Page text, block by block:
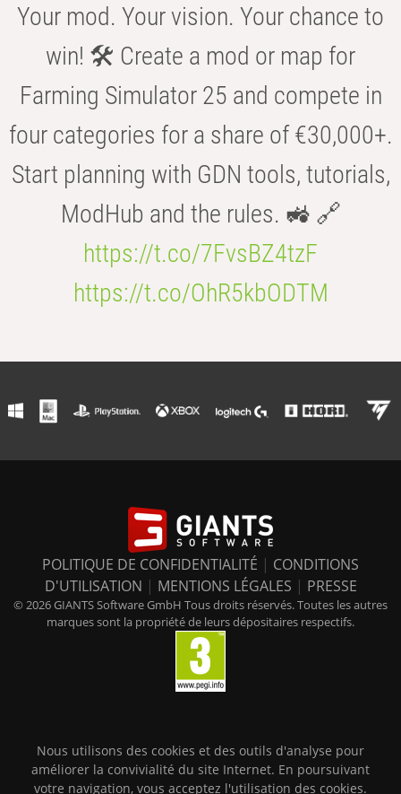
Your mod. Your vision. Your chance to
win! 🛠️ Create a mod or map for
Farming Simulator 25 and compete in
four categories for a share of €30,000+.
Start planning with GDN tools, tutorials,
ModHub and the rules. 🚜 🔗
https://t.co/7FvsBZ4tzF
https://t.co/OhR5kbODTM
POLITIQUE DE CONFIDENTIALITÉ | CONDITIONS
D'UTILISATION | MENTIONS LÉGALES | PRESSE
© 2026 GIANTS Software GmbH Tous droits réservés. Toutes les autres
marques sont la propriété de leurs dépositaires respectifs.
Nous utilisons des cookies et des outils d'analyse pour
améliorer la convivialité du site Internet. En poursuivant
votre navigation, vous acceptez l'utilisation des cookies.